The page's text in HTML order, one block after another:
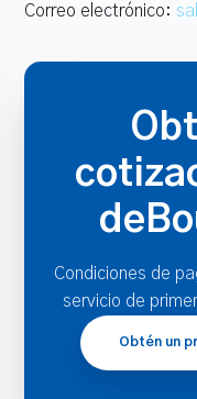
Correo electrónico:
Condiciones de
servicio de
Obtén un